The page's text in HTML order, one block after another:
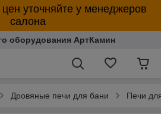
уточняйте у менеджеров
салона
оборудования АртКамин
Дровяные печи для бани Печи